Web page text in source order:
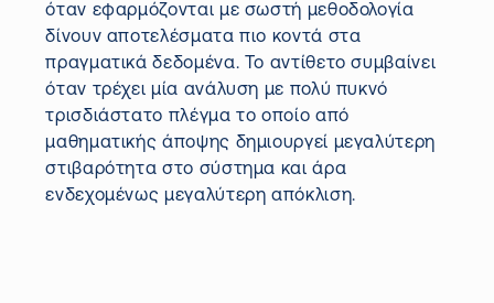
όταν εφαρμόζονται με σωστή μεθοδολογία
δίνουν αποτελέσματα πιο κοντά στα
πραγματικά δεδομένα. Το αντίθετο συμβαίνει
όταν τρέχει μία ανάλυση με πολύ πυκνό
τρισδιάστατο πλέγμα το οποίο από
μαθηματικής άποψης δημιουργεί μεγαλύτερη
στιβαρότητα στο σύστημα και άρα
ενδεχομένως μεγαλύτερη απόκλιση.